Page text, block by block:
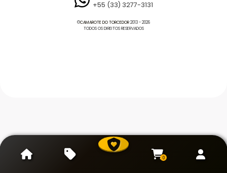
+55 (33) 3277-3131
©CAMAROTE DO TORCEDOR2013 - 2026
TODOS OS DIREITOS RESERVADOS
0